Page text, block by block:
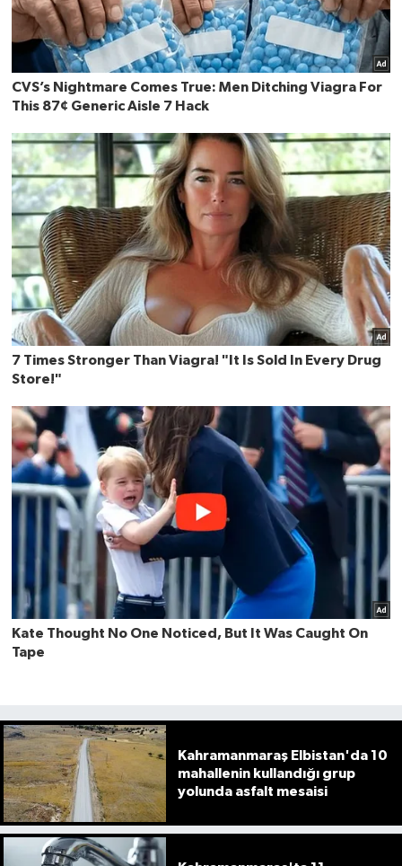
Kahramanmaraş Elbistan'da 10
mahallenin kullandığı grup
yolunda asfalt mesaisi